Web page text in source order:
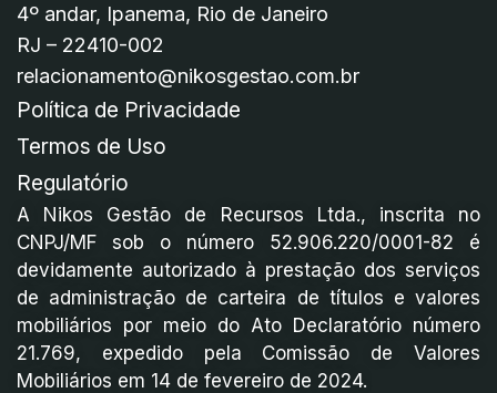
4º andar, Ipanema, Rio de Janeiro
RJ – 22410-002
relacionamento@nikosgestao.com.br
Política de Privacidade
Termos de Uso
Regulatório
A Nikos Gestão de Recursos Ltda., inscrita no
CNPJ/MF sob o número 52.906.220/0001-82 é
devidamente autorizado à prestação dos serviços
de administração de carteira de títulos e valores
mobiliários por meio do Ato Declaratório número
21.769, expedido pela Comissão de Valores
Mobiliários em 14 de fevereiro de 2024.